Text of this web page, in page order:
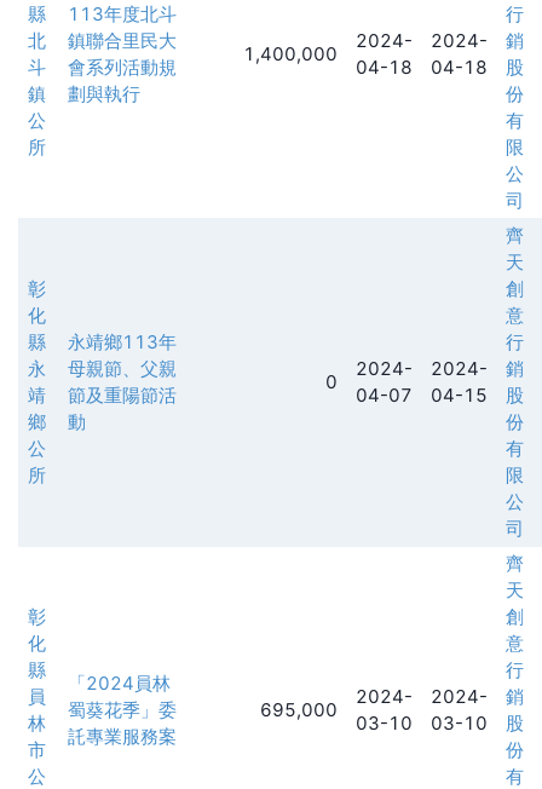
縣
北
斗
鎮
公
所
113年度北斗
鎮聯合里民大
會系列活動規
劃與執行
1,400,000
2024-
04-18
2024-
04-18
行
銷
股
份
有
限
公
司
彰
化
縣
永
靖
鄉
公
所
永靖鄉113年
母親節、父親
節及重陽節活
動
0
2024-
04-07
2024-
04-15
齊
天
創
意
行
銷
股
份
有
限
公
司
彰
化
縣
員
林
市
公
「2024員林
蜀葵花季」委
託專業服務案
695,000
2024-
03-10
2024-
03-10
齊
天
創
意
行
銷
股
份
有